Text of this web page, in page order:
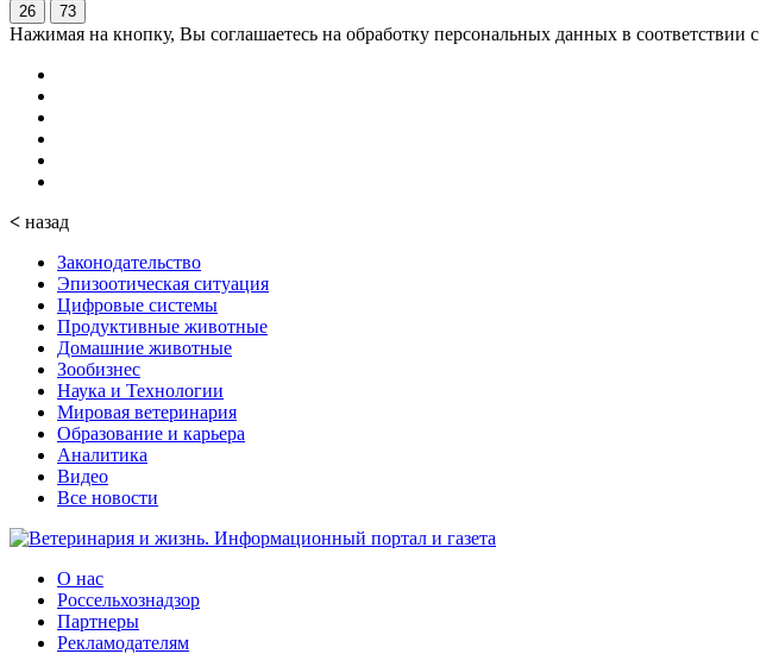
26 73
Нажимая на кнопку, Вы соглашаетесь на обработку персональных данных в соответствии с
< назад
Законодательство
Эпизоотическая ситуация
Цифровые системы
Продуктивные животные
Домашние животные
Зообизнес
Наука и Технологии
Мировая ветеринария
Образование и карьера
Аналитика
Видео
Все новости
О нас
Россельхознадзор
Партнеры
Рекламодателям